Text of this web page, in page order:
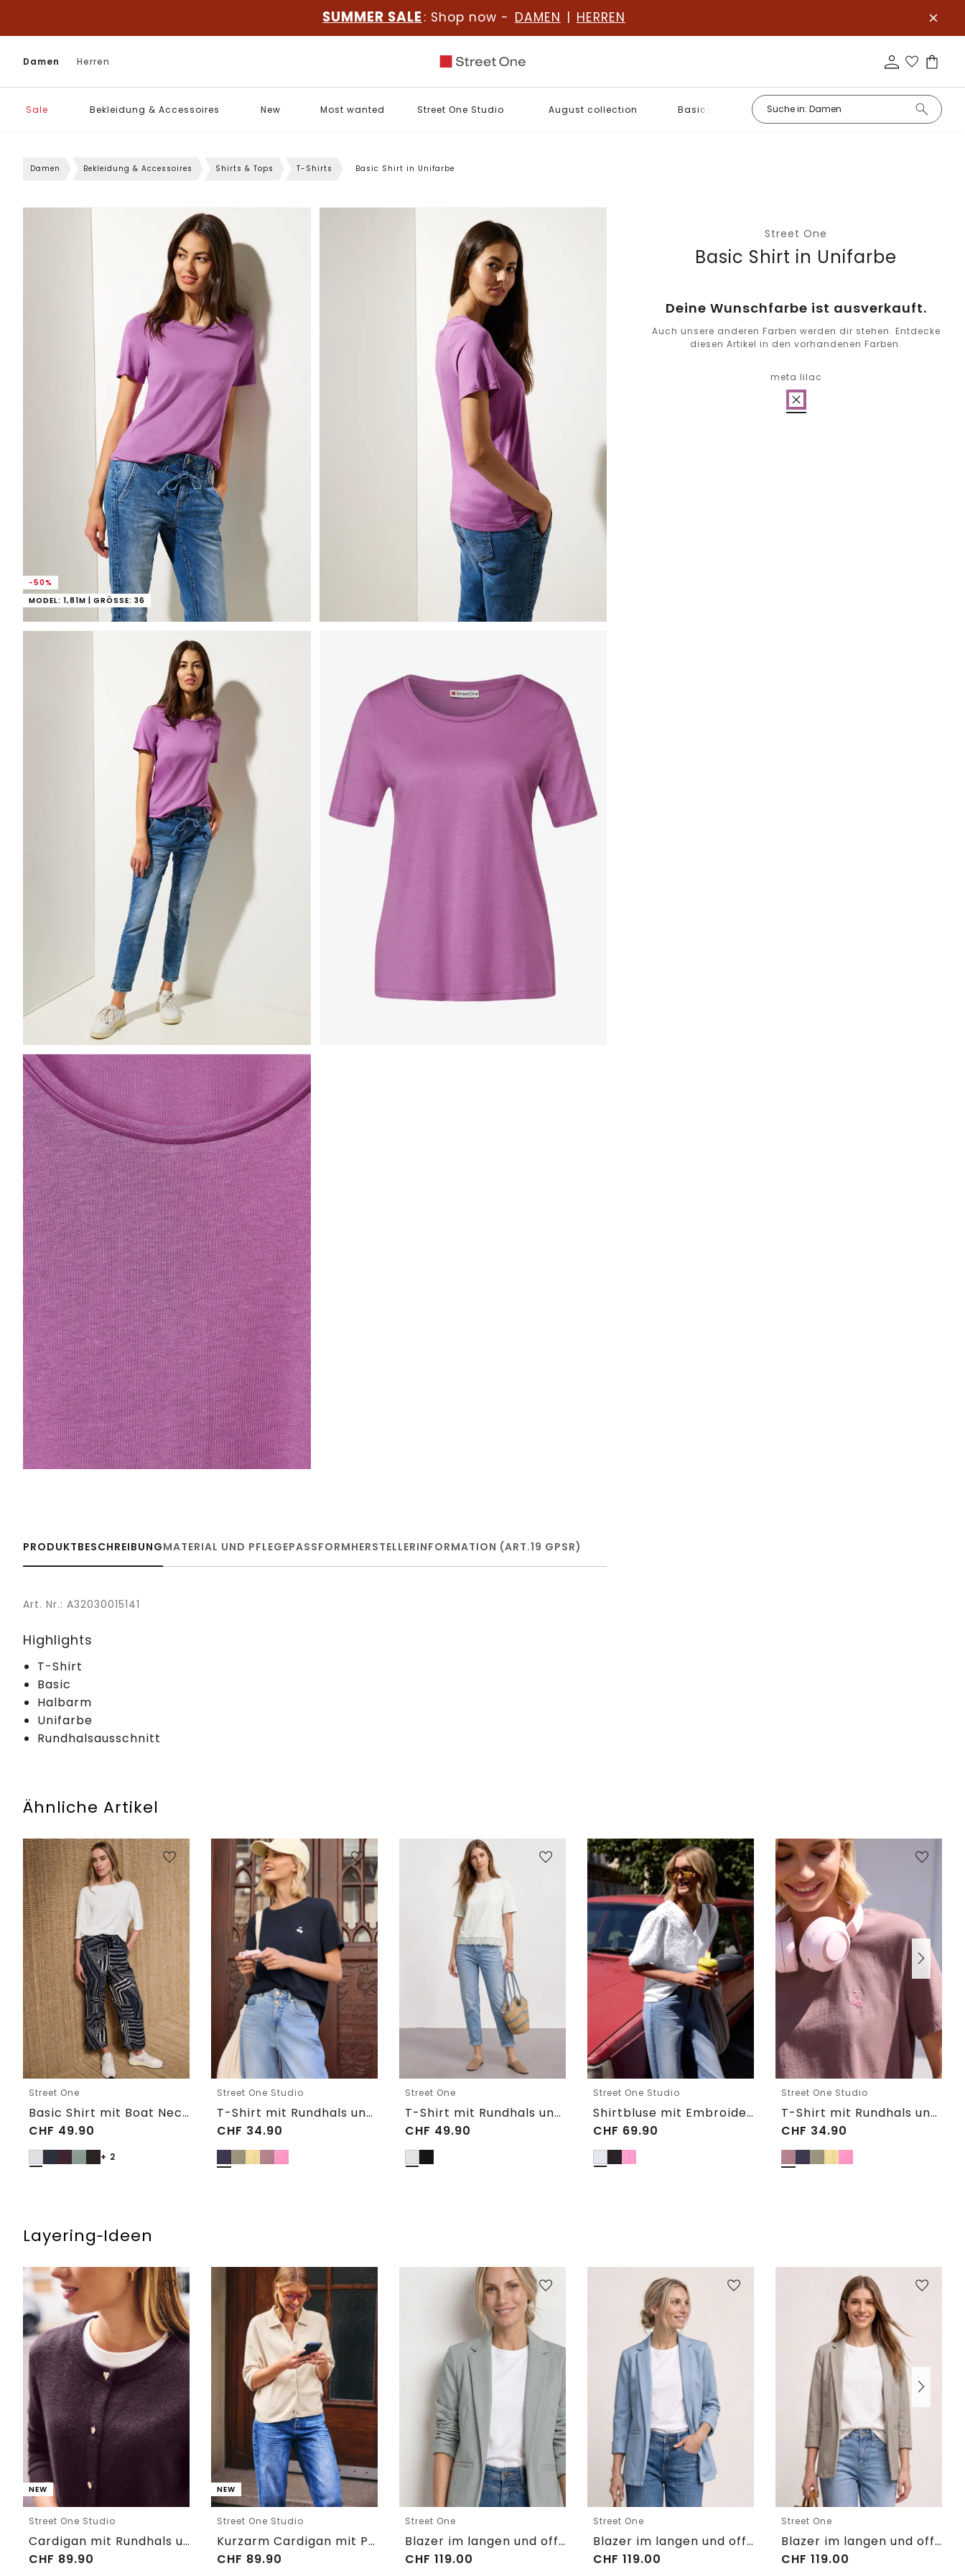
SUMMER SALE : Shop now - DAMEN | HERREN
Damen Herren
Sale Bekleidung & Accessoires New Most wanted Street One Studio August collection Basics
Damen Bekleidung & Accessoires Shirts & Tops T-Shirts Basic Shirt in Unifarbe
-50%
MODEL: 1,81M | GRÖSSE: 36
Street One
Basic Shirt in Unifarbe
Deine Wunschfarbe ist ausverkauft.
Auch unsere anderen Farben werden dir stehen. Entdecke
diesen Artikel in den vorhandenen Farben.
meta lilac
PRODUKTBESCHREIBUNGMATERIAL UND PFLEGEPASSFORMHERSTELLERINFORMATION (ART.19 GPSR)
Art. Nr.: A32030015141
Highlights
T-Shirt
Basic
Halbarm
Unifarbe
Rundhalsausschnitt
Ähnliche Artikel
Street One
Basic Shirt mit Boat Neck und Elastikbund
CHF 49.90
+ 2
Street One Studio
T-Shirt mit Rundhals und Embroidery-Detail
CHF 34.90
Street One
T-Shirt mit Rundhals und Spitze
CHF 49.90
Street One Studio
Shirtbluse mit Embroidery-Front
CHF 69.90
Street One Studio
T-Shirt mit Rundhals und Embroidery-Detail
CHF 34.90
Layering‑Ideen
NEW
Street One Studio
Cardigan mit Rundhals und Knöpfen
CHF 89.90
NEW
Street One Studio
Kurzarm Cardigan mit Polokragen
CHF 89.90
Street One
Blazer im langen und offenen Schnitt
CHF 119.00
Street One
Blazer im langen und offenen Schnitt
CHF 119.00
Street One
Blazer im langen und offenen Schnitt
CHF 119.00